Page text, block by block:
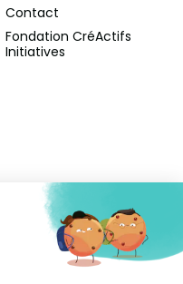
Contact
Fondation CréActifs
Initiatives